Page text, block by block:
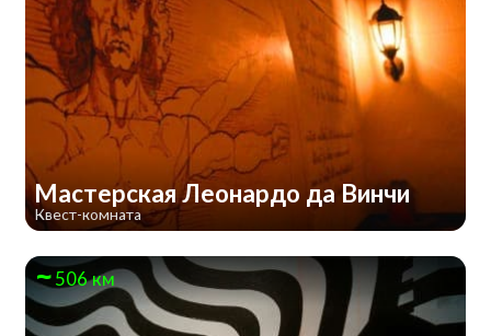
Мастерская Леонардо да Винчи
Квест-комната
506 км